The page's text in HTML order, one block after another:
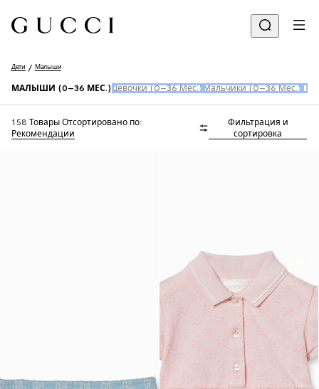
Дети Малыши
МАЛЫШИ (0–36 МЕС.) Девочки (0–36 Мес.) Мальчики (0–36 Мес.)
158 Товары Отсортировано по:
Рекомендации
Фильтрация и
сортировка